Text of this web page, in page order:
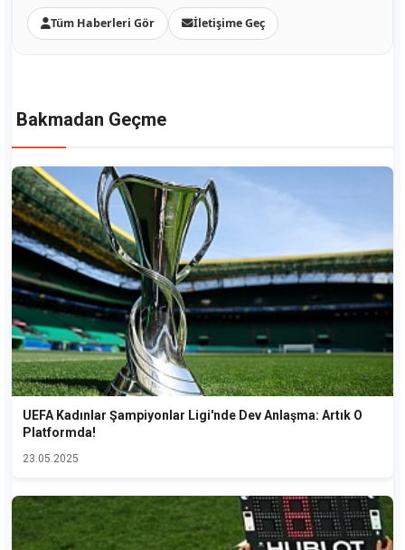
Tüm Haberleri Gör İletişime Geç
Bakmadan Geçme
UEFA Kadınlar Şampiyonlar Ligi'nde Dev Anlaşma: Artık O
Platformda!
23.05.2025